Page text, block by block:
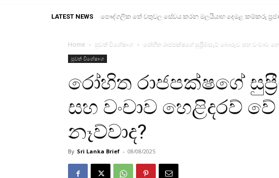
LATEST NEWS පෞද්ගලික තේ වතුවල සේවය කරන මලයියාහ දෙමළ කම්කරු
Home පුවත් විශේෂාංග රෝහිත රාජපක්ෂගේ සුප්‍රීම්සැට් බොරුව සහ වංචාව
පුවත් විශේෂාංග
රෝහිත රාජපක්ෂගේ
සහ වංචාව හෙළිදරව්
නෑව්වාද?
By Sri Lanka Brief - 08/08/2025